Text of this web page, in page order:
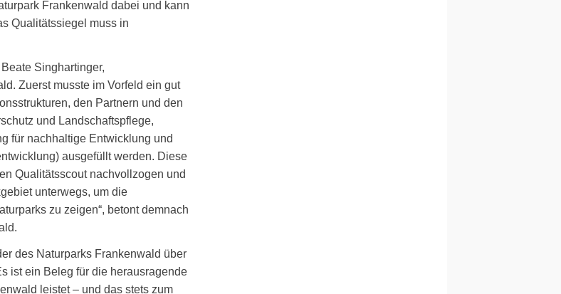
Frankenwald dabei und kann
Qualitätssiegel muss in
Singhartinger,
Zuerst musste im Vorfeld ein gut
den Partnern und den
und Landschaftspflege,
für nachhaltige Entwicklung und
ausgefüllt werden. Diese
Qualitätsscout nachvollzogen und
unterwegs, um die
zu zeigen“, betont demnach
des Naturparks Frankenwald über
ist ein Beleg für die herausragende
leistet – und das stets zum